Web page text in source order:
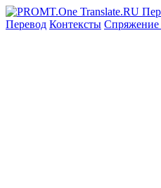
Перевод Контексты Спряжение